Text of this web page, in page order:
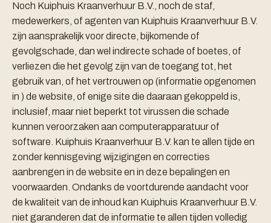
Noch Kuiphuis Kraanverhuur B.V., noch de staf,
medewerkers, of agenten van Kuiphuis Kraanverhuur B.V.
zijn aansprakelijk voor directe, bijkomende of
gevolgschade, dan wel indirecte schade of boetes, of
verliezen die het gevolg zijn van de toegang tot, het
gebruik van, of het vertrouwen op (informatie opgenomen
in ) de website, of enige site die daaraan gekoppeld is,
inclusief, maar niet beperkt tot virussen die schade
kunnen veroorzaken aan computerapparatuur of
software. Kuiphuis Kraanverhuur B.V. kan te allen tijde en
zonder kennisgeving wijzigingen en correcties
aanbrengen in de website en in deze bepalingen en
voorwaarden. Ondanks de voortdurende aandacht voor
de kwaliteit van de inhoud kan Kuiphuis Kraanverhuur B.V.
niet garanderen dat de informatie te allen tijden volledig